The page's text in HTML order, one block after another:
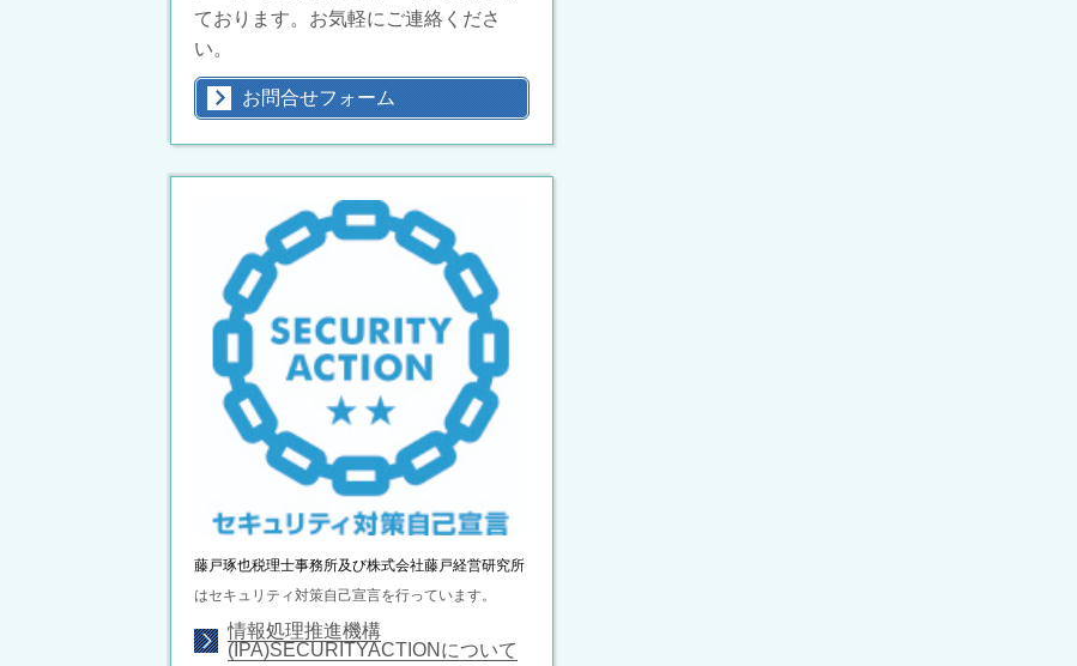
ております。お気軽にご連絡くださ
い。
お問合せフォーム
藤戸琢也税理士事務所及び株式会社藤戸経営研究所
はセキュリティ対策自己宣言を行っています。
情報処理推進機構
(IPA)SECURITYACTIONについて